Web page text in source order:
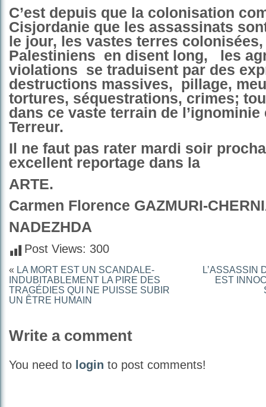
C’est depuis que la colonisation
Cisjordanie que les assassinats
le jour, les vastes terres
Palestiniens en disent long, les
violations se traduisent par des
destructions massives, pillage,
tortures, séquestrations, crimes;
dans ce vaste terrain de l’ignominie
Terreur.
Il ne faut pas rater mardi soir
excellent reportage dans la
ARTE.
Carmen Florence GAZMURI-
NADEZHDA
Post Views: 300
« LA MORT EST UN SCANDALE-
INDUBITABLEMENT LA PIRE DES
TRAGÉDIES QUI NE PUISSE SUBIR
UN ÊTRE HUMAIN
L’ASSASSIN
EST
Write a comment
You need to login to post comments!